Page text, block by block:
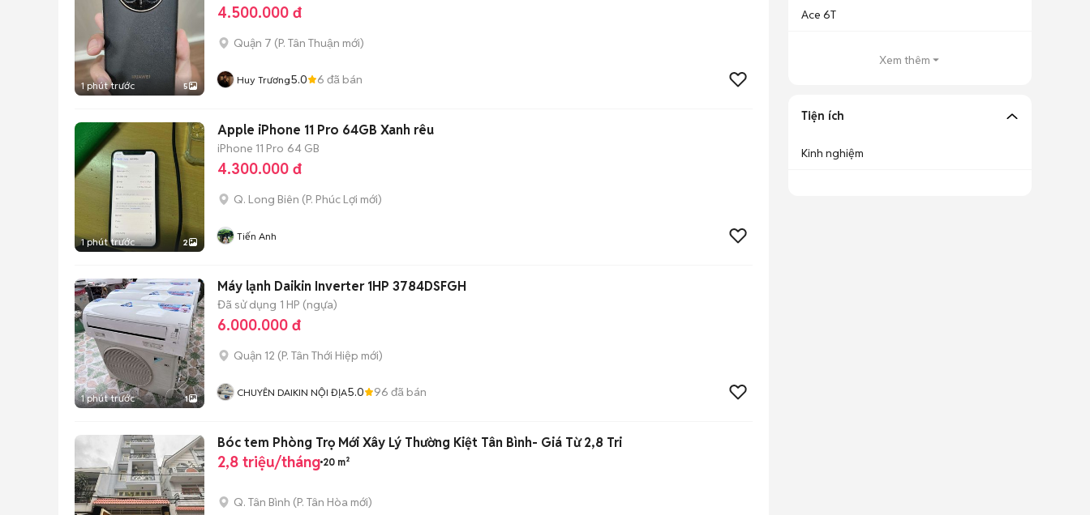
1 phút trước 5
4.500.000 đ
Quận 7 (P. Tân Thuận mới)
Huy Trương5.0 6 đã bán
1 phút trước 2
Apple iPhone 11 Pro 64GB Xanh rêu
iPhone 11 Pro 64 GB
4.300.000 đ
Q. Long Biên (P. Phúc Lợi mới)
Tiến Anh
1 phút trước 1
Máy lạnh Daikin Inverter 1HP 3784DSFGH
Đã sử dụng 1 HP (ngựa)
6.000.000 đ
Quận 12 (P. Tân Thới Hiệp mới)
CHUYÊN DAIKIN NỘI ĐỊA5.0 96 đã bán
Bóc tem Phòng Trọ Mới Xây Lý Thường Kiệt Tân Bình- Giá Từ 2,8 Tri
2,8 triệu/tháng 20 m²
Q. Tân Bình (P. Tân Hòa mới)
Ace 6T
Xem thêm
Tiện ích
Kinh nghiệm